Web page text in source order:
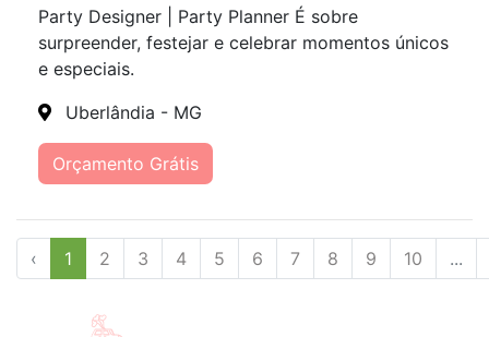
Party Designer | Party Planner É sobre
surpreender, festejar e celebrar momentos únicos
e especiais.
Uberlândia - MG
Orçamento Grátis
‹ 1 2 3 4 5 6 7 8 9 10 ...